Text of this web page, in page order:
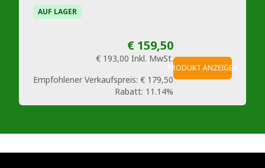
AUF LAGER
€ 159,50
€ 193,00 Inkl. MwSt.
Empfohlener Verkaufspreis: € 179,50
Rabatt: 11.14%
PRODUKT ANZEIGEN